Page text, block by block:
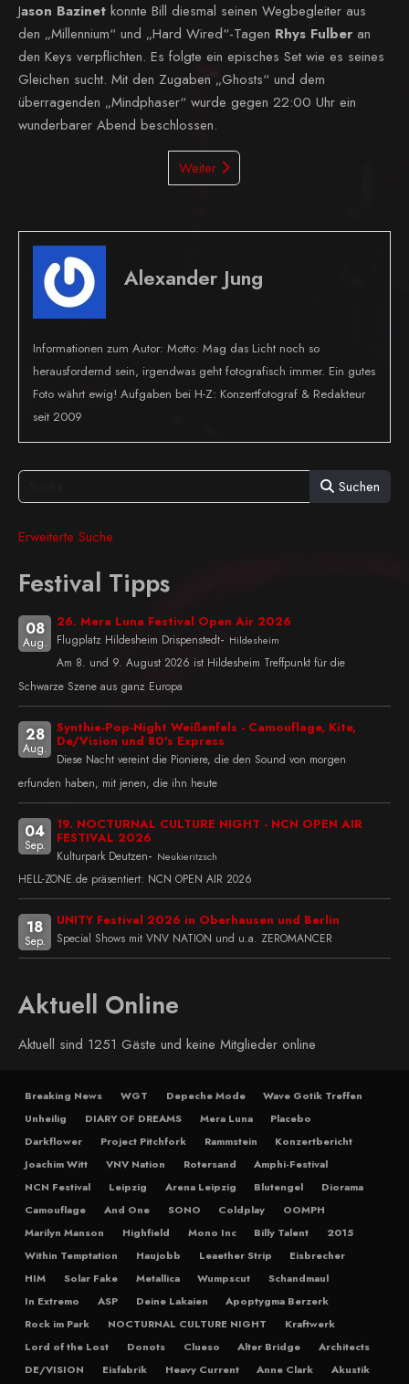
Jason Bazinet konnte Bill diesmal seinen Wegbegleiter aus
den „Millennium“ und „Hard Wired“-Tagen Rhys Fulber an
den Keys verpflichten. Es folgte ein episches Set wie es seines
Gleichen sucht. Mit den Zugaben „Ghosts“ und dem
überragenden „Mindphaser“ wurde gegen 22:00 Uhr ein
wunderbarer Abend beschlossen.
Weiter
Alexander Jung
Informationen zum Autor: Motto: Mag das Licht noch so
herausfordernd sein, irgendwas geht fotografisch immer. Ein gutes
Foto währt ewig! Aufgaben bei H-Z: Konzertfotograf & Redakteur
seit 2009
Suchen
Erweiterte Suche
Festival Tipps
08
Aug.
26. Mera Luna Festival Open Air 2026
Flugplatz Hildesheim Drispenstedt- Hildesheim
Am 8. und 9. August 2026 ist Hildesheim Treffpunkt für die
Schwarze Szene aus ganz Europa
28
Aug.
Synthie-Pop-Night Weißenfels - Camouflage, Kite,
De/Vision und 80's Express
Diese Nacht vereint die Pioniere, die den Sound von morgen
erfunden haben, mit jenen, die ihn heute
04
Sep.
19. NOCTURNAL CULTURE NIGHT - NCN OPEN AIR
FESTIVAL 2026
Kulturpark Deutzen- Neukieritzsch
HELL-ZONE.de präsentiert: NCN OPEN AIR 2026
18
Sep.
UNITY Festival 2026 in Oberhausen und Berlin
Special Shows mit VNV NATION und u.a. ZEROMANCER
Aktuell Online
Aktuell sind 1251 Gäste und keine Mitglieder online
Breaking News WGT Depeche Mode
Wave Gotik Treffen
Unheilig
DIARY OF DREAMS Mera Luna
Placebo
Darkflower
Project Pitchfork Rammstein
Konzertbericht
Joachim Witt
VNV Nation Rotersand
Amphi-Festival
NCN Festival
Leipzig Arena Leipzig Blutengel
Diorama
Camouflage
And One SONO Coldplay
OOMPH
Marilyn Manson
Highfield Mono Inc Billy Talent
2015
Within Temptation
Haujobb Leaether Strip
Eisbrecher
HIM
Solar Fake Metallica Wumpscut
Schandmaul
In Extremo
ASP Deine Lakaien
Apoptygma Berzerk
Rock im Park
NOCTURNAL CULTURE NIGHT
Kraftwerk
Lord of the Lost
Donots Clueso Alter Bridge
Architects
DE/VISION
Eisfabrik Heavy Current Anne Clark Akustik